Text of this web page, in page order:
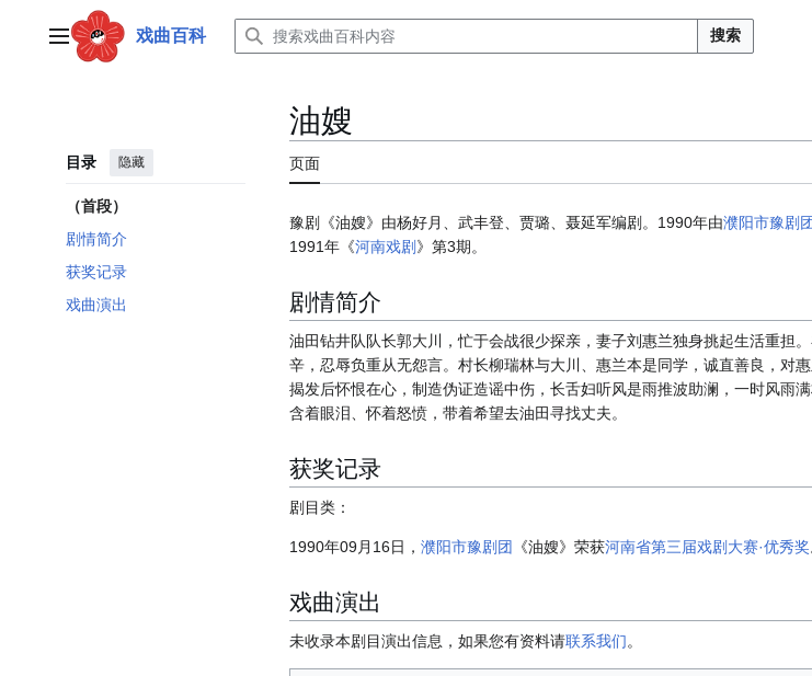
主菜单 戏曲百科 搜索
目录 隐藏
（首段）
剧情简介
获奖记录
戏曲演出
油嫂
页面
豫剧《油嫂》由杨好月、武丰登、贾璐、聂延军编剧。1990年由濮阳市豫剧团
1991年《河南戏剧 》第3期。
剧情简介
油田钻井队队长郭大川，忙于会战很少探亲，妻子刘惠兰独身挑起生活重担
辛，忍辱负重从无怨言。村长柳瑞林与大川、惠兰本是同学，诚直善良，对
揭发后怀恨在心，制造伪证造谣中伤，长舌妇听风是雨推波助澜，一时风雨
含着眼泪、怀着怒愤，带着希望去油田寻找丈夫。
获奖记录
剧目类：
1990年09月16日， 濮阳市豫剧团 《油嫂》荣获河南省第三届戏剧大赛·优秀奖
戏曲演出
未收录本剧目演出信息，如果您有资料请联系我们。